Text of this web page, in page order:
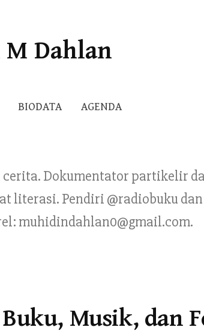
Dahlan
BIODATA AGENDA
cerita. Dokumentator partikelir
literasi. Pendiri @radiobuku
muhidindahlan0@gmail.com.
Musik, dan